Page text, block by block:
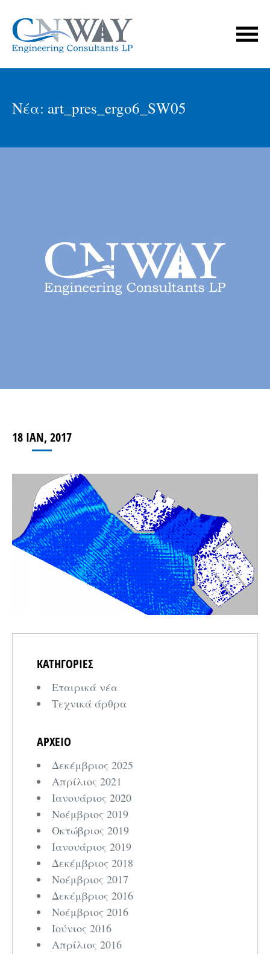
Νέα: art_pres_ergo6_SW05
18 ΙΑΝ, 2017
ΚΑΤΗΓΟΡΙΕΣ
Εταιρικά νέα
Τεχνικά άρθρα
ΑΡΧΕΙΟ
Δεκέμβριος 2025
Απρίλιος 2021
Ιανουάριος 2020
Νοέμβριος 2019
Οκτώβριος 2019
Ιανουάριος 2019
Δεκέμβριος 2018
Νοέμβριος 2017
Δεκέμβριος 2016
Νοέμβριος 2016
Ιούνιος 2016
Απρίλιος 2016